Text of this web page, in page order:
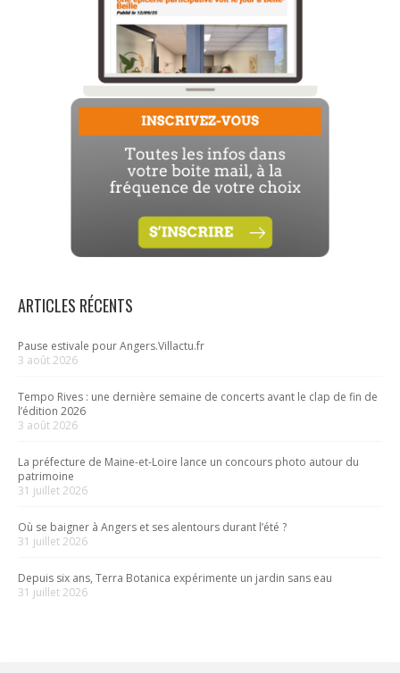
ARTICLES RÉCENTS
Pause estivale pour Angers.Villactu.fr
3 août 2026
Tempo Rives : une dernière semaine de concerts avant le clap de fin de
l’édition 2026
3 août 2026
La préfecture de Maine-et-Loire lance un concours photo autour du
patrimoine
31 juillet 2026
Où se baigner à Angers et ses alentours durant l’été ?
31 juillet 2026
Depuis six ans, Terra Botanica expérimente un jardin sans eau
31 juillet 2026